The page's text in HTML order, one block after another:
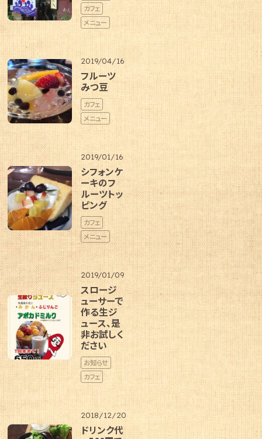
カフェ
メニュー
2019/04/16
フルーツ
みつ豆
カフェ
メニュー
2019/01/16
シフォンケ
ーキのフ
ルーツトッ
ピング
カフェ
メニュー
2019/01/09
スロージ
ューサーで
作る生ジ
ュース、是
非お試しく
ださい
お知らせ
カフェ
2018/12/20
ドリンク代